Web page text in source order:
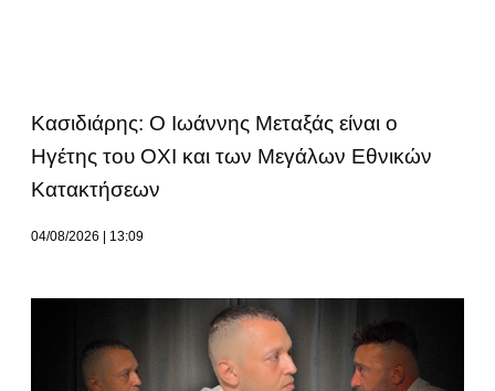
Κασιδιάρης: Ο Ιωάννης Μεταξάς είναι ο
Ηγέτης του ΟΧΙ και των Μεγάλων Εθνικών
Κατακτήσεων
04/08/2026 13:09